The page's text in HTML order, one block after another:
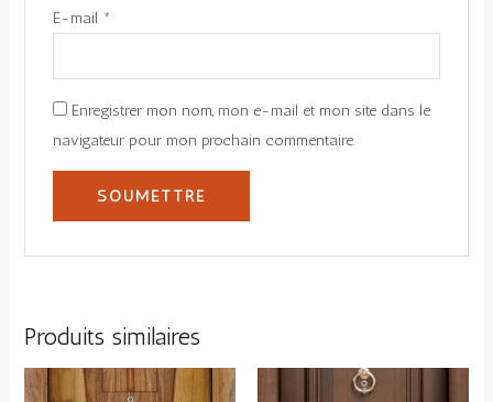
E-mail *
Enregistrer mon nom, mon e-mail et mon site dans le
navigateur pour mon prochain commentaire.
Produits similaires